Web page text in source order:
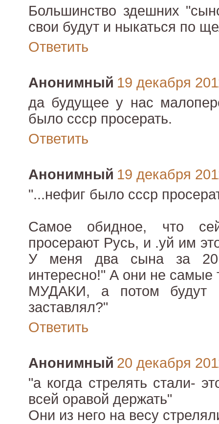
Большинство здешних
свои будут и ныкаться по
Ответить
Анонимный 19 декабря
да будущее у нас
было ссср просерать.
Ответить
Анонимный 19 декабря
"...нефиг было ссср
Самое обидное, что
просерают Русь, и .уй им
У меня два сына за
интересно!" А они не самые
МУДАКИ, а потом будут
заставлял?"
Ответить
Анонимный 20 декабря
"а когда стрелять стали-
всей оравой держать"
Они из него на весу